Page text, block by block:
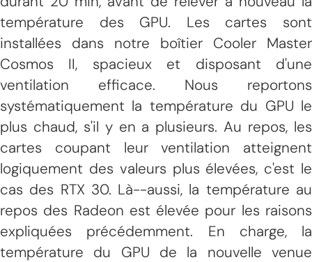
température des GPU. Les cartes sont
installées dans notre boîtier Cooler Master
Cosmos II, spacieux et disposant d'une
ventilation efficace. Nous reportons
systématiquement la température du GPU le
plus chaud, s'il y en a plusieurs. Au repos, les
cartes coupant leur ventilation atteignent
logiquement des valeurs plus élevées, c'est le
cas des RTX 30. Là--aussi, la température au
repos des Radeon est élevée pour les raisons
expliquées précédemment. En charge, la
température du GPU de la nouvelle venue